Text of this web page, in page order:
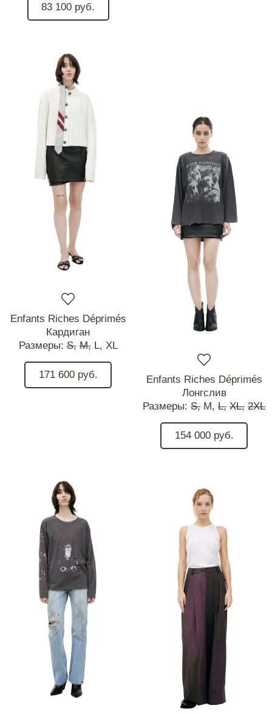
83 100 руб.
Enfants Riches Déprimés
Кардиган
Размеры:S, M, L, XL
171 600 руб.
Enfants Riches Déprimés
Лонгслив
Размеры: S, M, L, XL, 2XL
154 000 руб.